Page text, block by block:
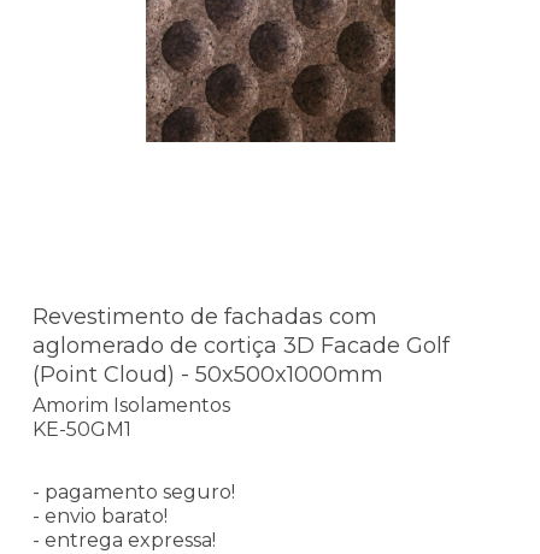
Revestimento de fachadas com
aglomerado de cortiça 3D Facade Golf
(Point Cloud) - 50x500x1000mm
Amorim Isolamentos
KE-50GM1
- pagamento seguro!
- envio barato!
- entrega expressa!